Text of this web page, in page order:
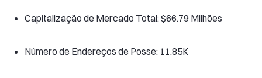
Capitalização de Mercado Total: $66.79 Milhões
Número de Endereços de Posse: 11.85K